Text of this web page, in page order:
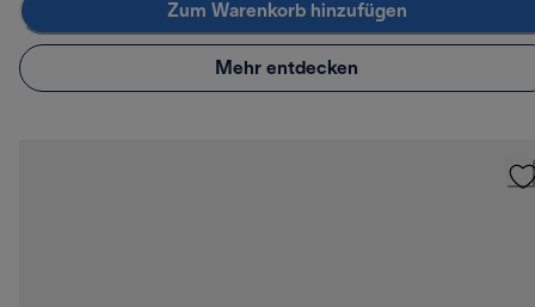
Zum Warenkorb hinzufügen
Mehr entdecken